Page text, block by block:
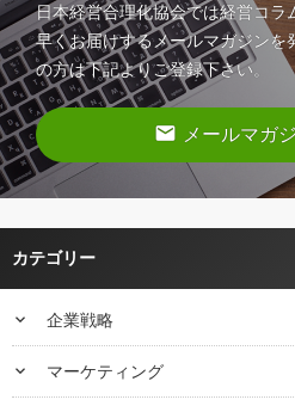
日本経営合理化協会では経営コラ
早くお届けするメールマガジンを
の方は下記よりご登録下さい。
email メールマガ
カテゴリー
keyboard_arrow_down 企業戦略
keyboard_arrow_down マーケティング